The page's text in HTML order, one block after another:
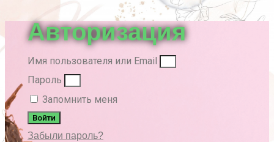
Авторизация
Имя пользователя или Email
Пароль
Запомнить меня
Войти
Забыли пароль?